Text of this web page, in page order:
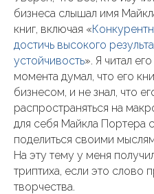
бизнеса слышал имя
книг, включая «
достичь высокого
устойчивость». Я читал
момента думал, что его
бизнесом, и не знал, что
распространяться на
для себя Майкла Портера
поделиться своими
На эту тему у меня
триптиха, если это
творчества.